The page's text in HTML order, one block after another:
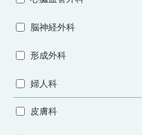
脳神経外科
形成外科
婦人科
皮膚科